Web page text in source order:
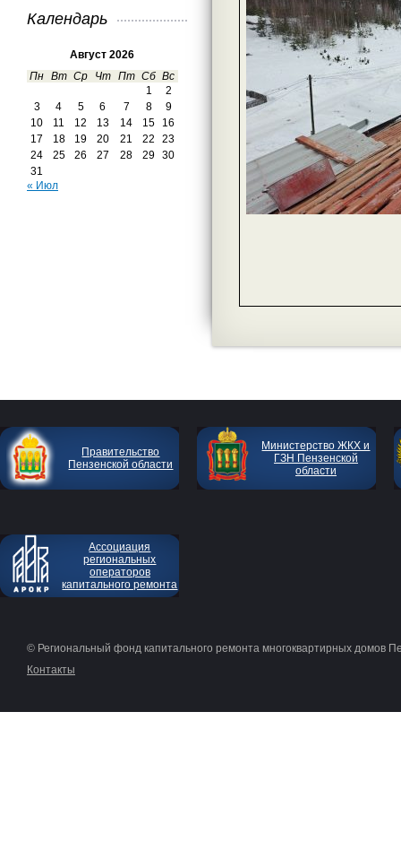
Календарь
Август 2026
Пн Вт Ср Чт Пт Сб Вс
1
2
3
4 5 6 7 8
9
10
11 12 13 14 15
16
17
18 19 20 21 22
23
24
25 26 27 28 29
30
31
« Июл
Правительство
Пензенской области
Министерство ЖКХ и
ГЗН Пензенской
области
Ассоциация
региональных
операторов
капитального ремонта
© Региональный фонд капитального ремонта многоквартирных домов
Контакты